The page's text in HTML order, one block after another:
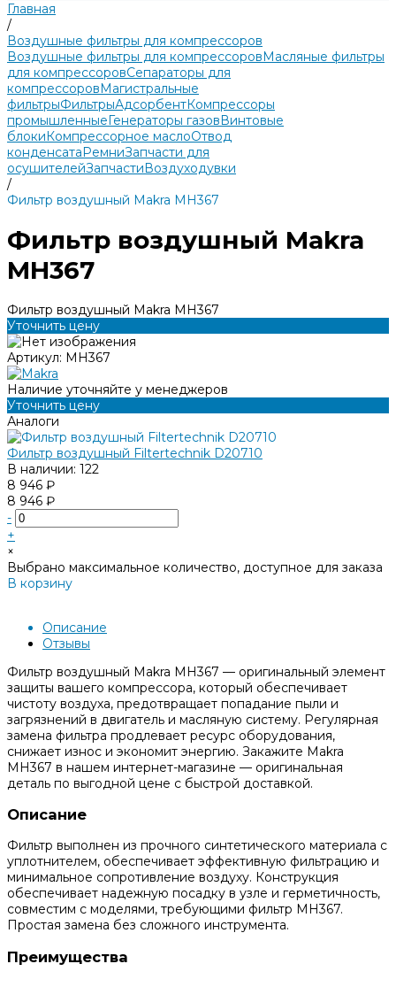
Главная
/
Воздушные фильтры для компрессоров
Воздушные фильтры для компрессоровМасляные фильтры
для компрессоровСепараторы для
компрессоровМагистральные
фильтрыФильтрыАдсорбентКомпрессоры
промышленныеГенераторы газовВинтовые
блокиКомпрессорное маслоОтвод
конденсатаРемниЗапчасти для
осушителейЗапчастиВоздуходувки
/
Фильтр воздушный Makra MH367
Фильтр воздушный Makra
MH367
Фильтр воздушный Makra MH367
Уточнить цену
Артикул: MH367
Наличие уточняйте у менеджеров
Уточнить цену
Аналоги
Фильтр воздушный Filtertechnik D20710
В наличии: 122
8 946 ₽
8 946 ₽
-
+
×
Выбрано максимальное количество, доступное для заказа
В корзину
Описание
Отзывы
Фильтр воздушный Makra MH367 — оригинальный элемент
защиты вашего компрессора, который обеспечивает
чистоту воздуха, предотвращает попадание пыли и
загрязнений в двигатель и масляную систему. Регулярная
замена фильтра продлевает ресурс оборудования,
снижает износ и экономит энергию. Закажите Makra
MH367 в нашем интернет-магазине — оригинальная
деталь по выгодной цене с быстрой доставкой.
Описание
Фильтр выполнен из прочного синтетического материала с
уплотнителем, обеспечивает эффективную фильтрацию и
минимальное сопротивление воздуху. Конструкция
обеспечивает надежную посадку в узле и герметичность,
совместим с моделями, требующими фильтр MH367.
Простая замена без сложного инструмента.
Преимущества